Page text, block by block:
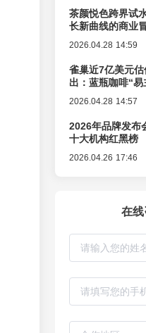
茶颜悦色跨界试
长新曲线的商业
2026.04.28 14:59
雀巢近7亿美元
出：蓝瓶咖啡“
2026.04.28 14:57
2026年品牌发布
十大机构红黑榜
2026.04.26 17:46
在